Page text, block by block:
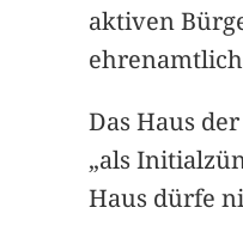
aktiven
Das Haus
„als
Haus dürfe